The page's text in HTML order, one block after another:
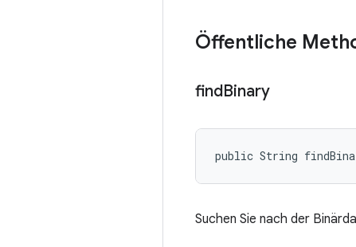
Öffentliche
findBinary
public String
Suchen Sie nach der